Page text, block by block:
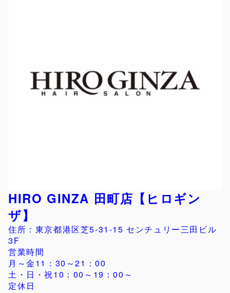
HIRO GINZA 田町店【ヒロギン
ザ】
住所：東京都港区芝5-31-15 センチュリー三田ビル
3F
営業時間
月～金11：30～21：00
土・日・祝10：00～19：00～
定休日